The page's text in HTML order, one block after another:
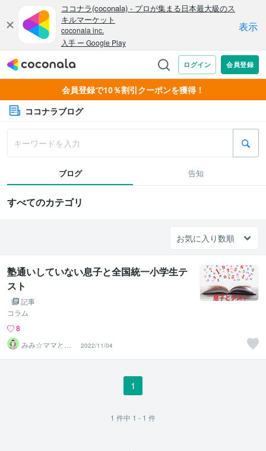
会員登録で10％割引クーポンを獲得！
ココナラブログ
ブログ 告知
すべてのカテゴリ
塾通いしていない息子と全国統一小学生テ
スト
記事
コラム
8
みみ☆ママと子
どものお片付け
の先生
2022/11/04
1
1 件中 1 - 1 件